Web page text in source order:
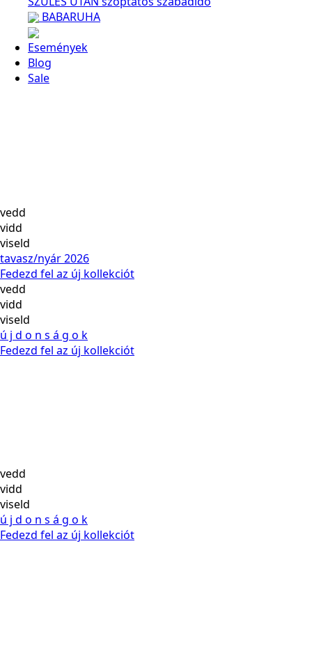
BABARUHA
Események
Blog
Sale
vedd
vidd
viseld
tavasz/nyár 2026
Fedezd fel az új kollekciót
vedd
vidd
viseld
ú j d o n s á g o k
Fedezd fel az új kollekciót
vedd
vidd
viseld
ú j d o n s á g o k
Fedezd fel az új kollekciót